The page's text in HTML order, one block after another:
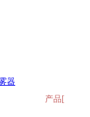
器
产品[